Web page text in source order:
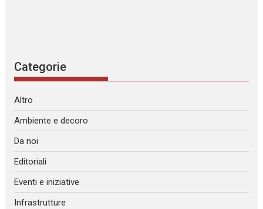
Categorie
Altro
Ambiente e decoro
Da noi
Editoriali
Eventi e iniziative
Infrastrutture